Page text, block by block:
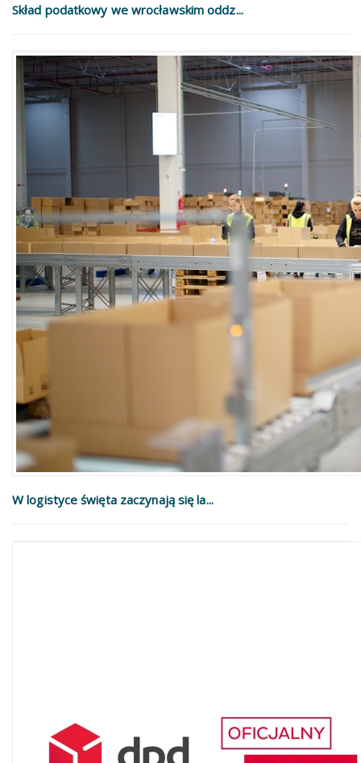
Skład podatkowy we wrocławskim oddz...
W logistyce święta zaczynają się la...